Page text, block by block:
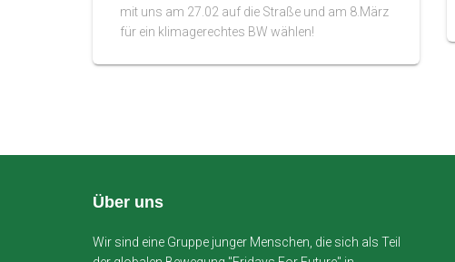
mit uns am 27.02 auf die Straße und am 8.März
für ein klimagerechtes BW wählen!
Über uns
Wir sind eine Gruppe junger Menschen, die sich als Teil